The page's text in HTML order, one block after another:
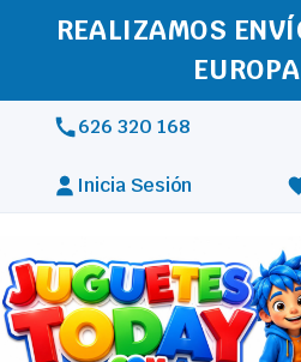
REALIZAMOS
EUROPA
626 320 168
Inicia Sesión